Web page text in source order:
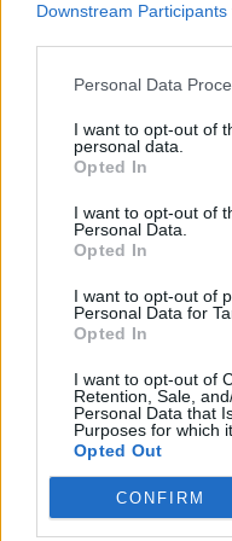
Downstream Participants
Personal Data
I want to opt-out of
personal data.
Opted In
I want to opt-out of
Personal Data.
Opted In
I want to opt-out of
Personal Data for
Opted In
I want to opt-out of
Retention, Sale,
Personal Data that
Purposes for which
Opted Out
CONFIRM
32 laipsnių šilumos
Žinios | Orai
Nufilmavo, kaip
vaizdas pribloškia
Ukrainos politikoje: jis
Laidos | Nauja diena